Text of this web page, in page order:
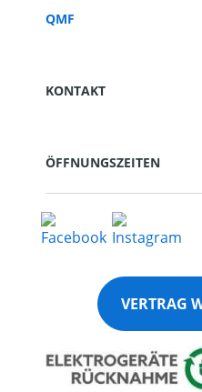
QMF
KONTAKT
ÖFFNUNGSZEITEN
VERTRAG